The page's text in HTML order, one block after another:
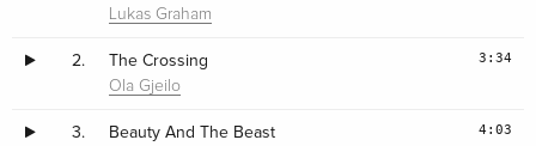
Lukas Graham
2. The Crossing
Ola Gjeilo
3:34
3. Beauty And The Beast 4:03